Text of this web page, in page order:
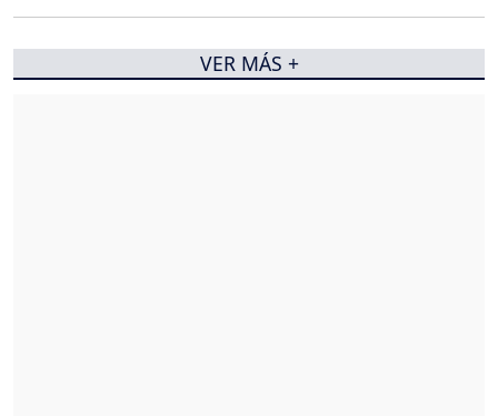
VER MÁS +